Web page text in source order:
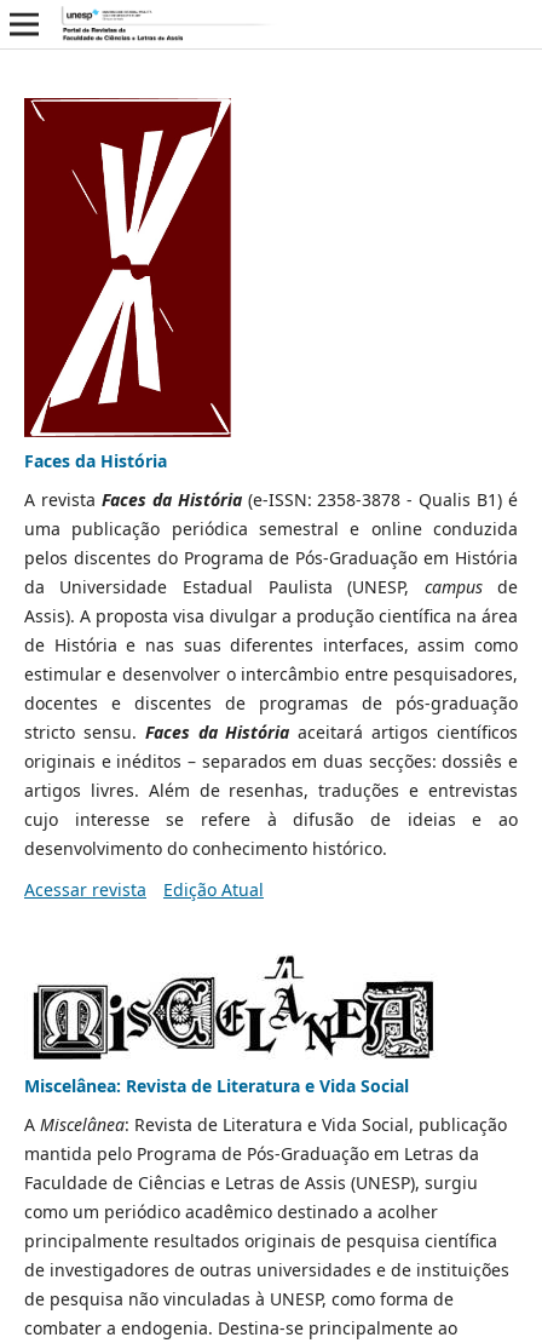
Faces da História
A revista Faces da História(e-ISSN: 2358-3878 - Qualis B1) é
uma publicação periódica semestral e online conduzida
pelos discentes do Programa de Pós-Graduação em História
da Universidade Estadual Paulista (UNESP, campusde
Assis). A proposta visa divulgar a produção científica na área
de História e nas suas diferentes interfaces, assim como
estimular e desenvolver o intercâmbio entre pesquisadores,
docentes e discentes de programas de pós-graduação
stricto sensu. Faces da História aceitará artigos científicos
originais e inéditos – separados em duas secções: dossiês e
artigos livres. Além de resenhas, traduções e entrevistas
cujo interesse se refere à difusão de ideias e ao
desenvolvimento do conhecimento histórico.
Acessar revista
Edição Atual
Miscelânea: Revista de Literatura e Vida Social
A Miscelânea: Revista de Literatura e Vida Social, publicação
mantida pelo Programa de Pós-Graduação em Letras da
Faculdade de Ciências e Letras de Assis (UNESP), surgiu
como um periódico acadêmico destinado a acolher
principalmente resultados originais de pesquisa científica
de investigadores de outras universidades e de instituições
de pesquisa não vinculadas à UNESP, como forma de
combater a endogenia. Destina-se principalmente ao